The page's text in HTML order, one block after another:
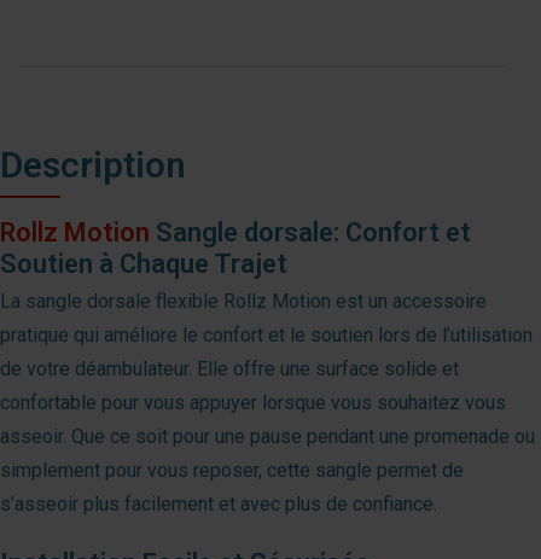
Description
Rollz Motion Sangle dorsale: Confort et
Soutien à Chaque Trajet
La sangle dorsale flexible Rollz Motion est un accessoire
pratique qui améliore le confort et le soutien lors de l’utilisation
de votre déambulateur. Elle offre une surface solide et
confortable pour vous appuyer lorsque vous souhaitez vous
asseoir. Que ce soit pour une pause pendant une promenade ou
simplement pour vous reposer, cette sangle permet de
s’asseoir plus facilement et avec plus de confiance.